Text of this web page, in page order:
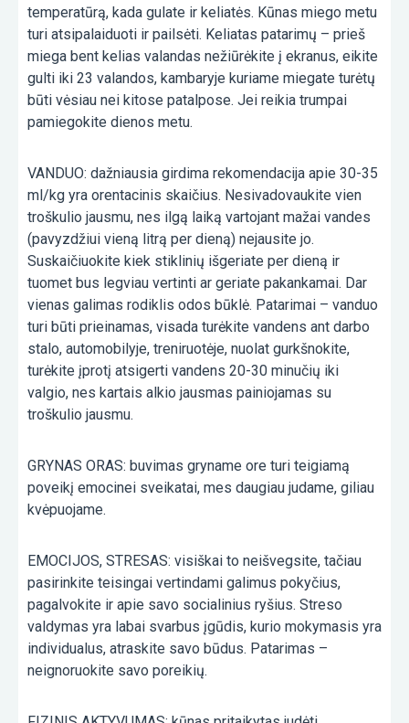
temperatūrą, kada gulate ir keliatės. Kūnas miego metu
turi atsipalaiduoti ir pailsėti. Keliatas patarimų – prieš
miega bent kelias valandas nežiūrėkite į ekranus, eikite
gulti iki 23 valandos, kambaryje kuriame miegate turėtų
būti vėsiau nei kitose patalpose. Jei reikia trumpai
pamiegokite dienos metu.
VANDUO: dažniausia girdima rekomendacija apie 30-35
ml/kg yra orentacinis skaičius. Nesivadovaukite vien
troškulio jausmu, nes ilgą laiką vartojant mažai vandes
(pavyzdžiui vieną litrą per dieną) nejausite jo.
Suskaičiuokite kiek stiklinių išgeriate per dieną ir
tuomet bus legviau vertinti ar geriate pakankamai. Dar
vienas galimas rodiklis odos būklė. Patarimai – vanduo
turi būti prieinamas, visada turėkite vandens ant darbo
stalo, automobilyje, treniruotėje, nuolat gurkšnokite,
turėkite įprotį atsigerti vandens 20-30 minučių iki
valgio, nes kartais alkio jausmas painiojamas su
troškulio jausmu.
GRYNAS ORAS: buvimas gryname ore turi teigiamą
poveikį emocinei sveikatai, mes daugiau judame, giliau
kvėpuojame.
EMOCIJOS, STRESAS: visiškai to neišvegsite, tačiau
pasirinkite teisingai vertindami galimus pokyčius,
pagalvokite ir apie savo socialinius ryšius. Streso
valdymas yra labai svarbus įgūdis, kurio mokymasis yra
individualus, atraskite savo būdus. Patarimas –
neignoruokite savo poreikių.